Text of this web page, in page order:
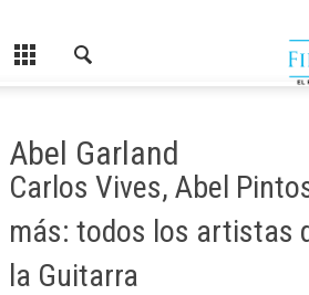
Abel Garland
Carlos Vives, Abel
más: todos los artistas
la Guitarra